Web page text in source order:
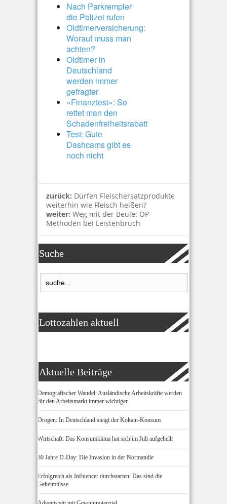
Nach Parkrempler
die Polizei rufen
Oldtimerversicherung:
Worauf muss man
achten?
Oldtimer in
Deutschland
werden immer
gefragter
«Finanztest»: So
rettet man den
Schadenfreiheitsrabatt
Test: Gute
Dashcams gibt es
noch nicht
zurück: Dürfen Fleischersatzprodukte
weiterhin wie Fleisch heißen?
weiter: Weg mit der Beule: OP-
Methoden bei Leistenbruch
Suche
Lottozahlen aktuell
Aktuelle Beiträge
Demografischer Wandel: Ausländische Arbeitskräfte werden
für den Arbeitsmarkt immer wichtiger
Drogen: In Deutschland steigt der Kokain-Konsum
Wirtschaft: Das Konsumklima hat sich im Juli aufgehellt
80 Jahre D-Day: Die Invasion in der Normandie
Erfolgreich als Influencer durchstarten: Das sind die
Geheimnisse